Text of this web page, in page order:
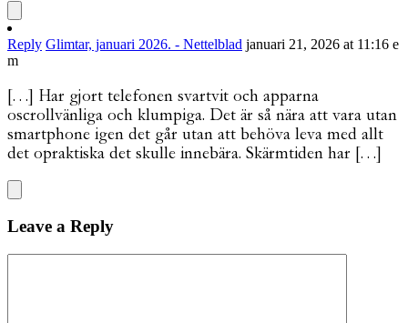
Reply Glimtar, januari 2026. - Nettelblad januari 21, 2026 at 11:16 e
m
[…] Har gjort telefonen svartvit och apparna
oscrollvänliga och klumpiga. Det är så nära att vara utan
smartphone igen det går utan att behöva leva med allt
det opraktiska det skulle innebära. Skärmtiden har […]
Leave a Reply